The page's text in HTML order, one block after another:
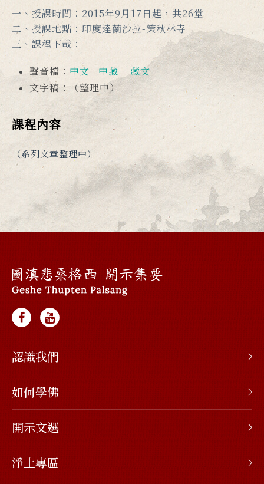
一、授課時間：2015年9月17日起，共26堂
二、授課地點：印度達蘭沙拉-策秋林寺
三、課程下載：
聲音檔： 中文 中藏
藏文
文字稿：（整理中）
課程內容
（系列文章整理中）
認識我們
如何學佛
開示文選
淨土專區